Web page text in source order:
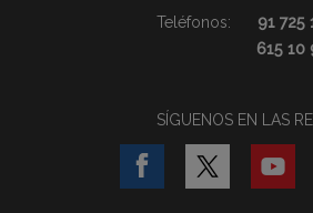
Teléfonos:
91 725
615 10
SÍGUENOS EN LAS